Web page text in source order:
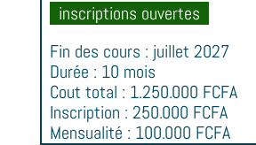
inscriptions ouvertes
Fin des cours : juillet 2027
Durée : 10 mois
Cout total : 1.250.000 FCFA
Inscription : 250.000 FCFA
Mensualité : 100.000 FCFA